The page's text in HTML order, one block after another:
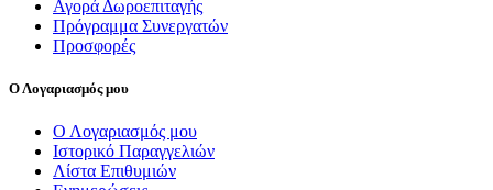
Αγορά Δωροεπιταγής
Πρόγραμμα Συνεργατών
Προσφορές
Ο Λογαριασμός μου
Ο Λογαριασμός μου
Ιστορικό Παραγγελιών
Λίστα Επιθυμιών